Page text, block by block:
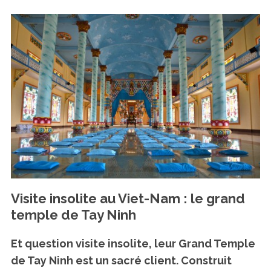
Visite insolite au Viet-Nam : le grand
temple de Tay Ninh
Et question visite insolite, leur Grand Temple
de Tay Ninh est un sacré client.Construit